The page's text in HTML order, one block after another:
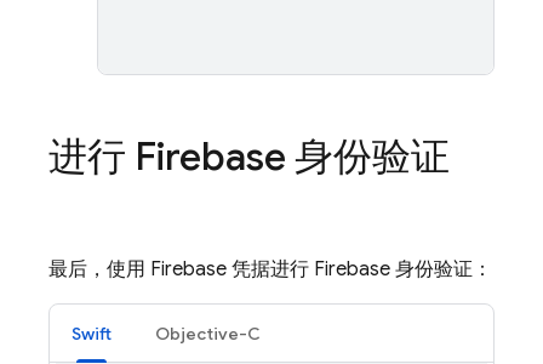
进行 Firebase 身份验证
最后，使用 Firebase 凭据进行 Firebase 身份验证：
Swift Objective-C